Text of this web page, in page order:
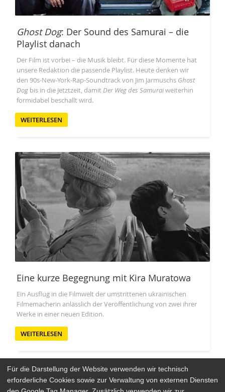
Ghost Dog: Der Sound des Samurai – die
Playlist danach
Der Film ist vorbei – die Musik bleibt. Für diese Momente hat
unsere Redaktion die passende Playlist. Heute denken wir
den 90s-New-York-Rap-Soundtrack von Jim Jarmuschs Ghost
Dog bis in die Jetztzeit, damitDer Weg des Samuraiweiterhin
formidabel beschallt wird.
WEITERLESEN
Eine kurze Begegnung mit Kira Muratowa
Ein Ausflug in die Filmwelt der umstrittenen ukrainischen
Filmemacherin anlässlich der Veröffentlichung von zwei ihrer
Werke in einer neuen Edition.
WEITERLESEN
Für die Darstellung der Website verwenden wir technisch
erforderliche Cookies sowie zur Verwaltung von externen Diensten